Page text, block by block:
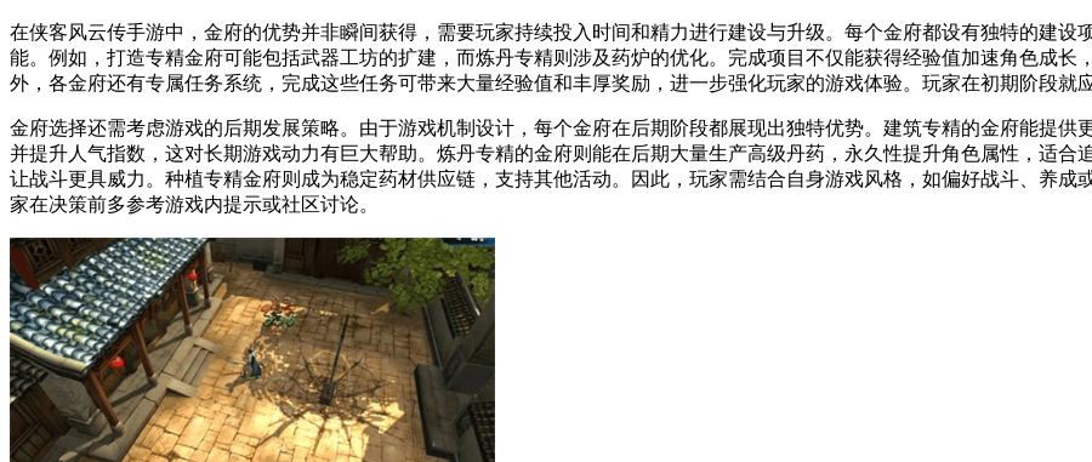
在侠客风云传手游中，金府的优势并非瞬间获得，需要玩家持续投入时间和精力进行建设与升级。每个金府都设有独特的建
能。例如，打造专精金府可能包括武器工坊的扩建，而炼丹专精则涉及药炉的优化。完成项目不仅能获得经验值加速角色成
外，各金府还有专属任务系统，完成这些任务可带来大量经验值和丰厚奖励，进一步强化玩家的游戏体验。玩家在初期阶段就
金府选择还需考虑游戏的后期发展策略。由于游戏机制设计，每个金府在后期阶段都展现出独特优势。建筑专精的金府能提
并提升人气指数，这对长期游戏动力有巨大帮助。炼丹专精的金府则能在后期大量生产高级丹药，永久性提升角色属性，适合
让战斗更具威力。种植专精金府则成为稳定药材供应链，支持其他活动。因此，玩家需结合自身游戏风格，如偏好战斗、养
家在决策前多参考游戏内提示或社区讨论。